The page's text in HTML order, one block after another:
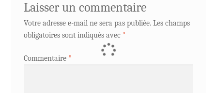
Laisser un commentaire
Votre adresse e-mail ne sera pas publiée. Les champs
obligatoires sont indiqués avec *
Commentaire *